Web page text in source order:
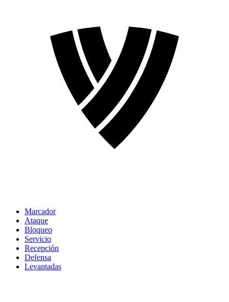
Marcador
Ataque
Bloqueo
Servicio
Recepción
Defensa
Levantadas